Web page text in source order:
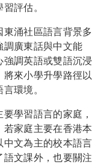
評估。
涌社區語言背景多
調廣東話與中文能
調英語或雙語沉浸
來小學升學路徑以
環境。
學習語言的家庭，
家庭主要在香港本
文為主的校本語言
文課外，也要關注